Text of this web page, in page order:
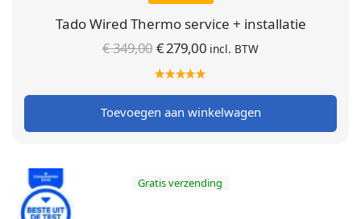
Tado Wired Thermo service + installatie
€349,00Oorspronkelijke
prijs was:
€ 349,00.
€279,00 Huidige
€ 279,00.
incl. BTW
Toevoegen aan winkelwagen
Gratis verzending